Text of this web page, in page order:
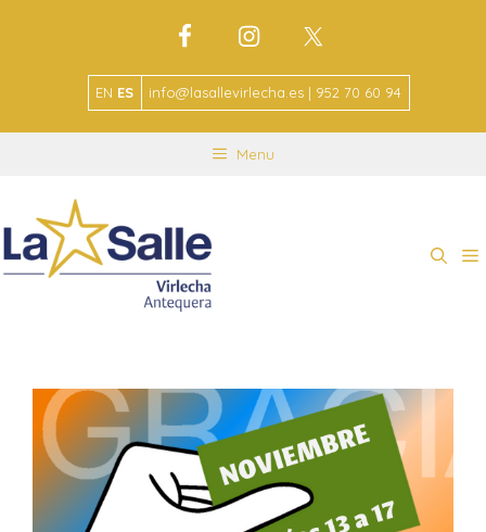
EN ES info@lasallevirlecha.es | 952 70 60 94
Menu